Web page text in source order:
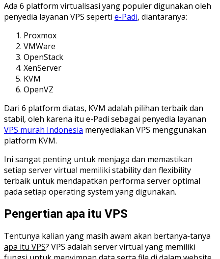
Ada 6 platform virtualisasi yang populer digunakan oleh
penyedia layanan VPS seperti e-Padi, diantaranya:
Proxmox
VMWare
OpenStack
XenServer
KVM
OpenVZ
Dari 6 platform diatas, KVM adalah pilihan terbaik dan
stabil, oleh karena itu e-Padi sebagai penyedia layanan
VPS murah Indonesia menyediakan VPS menggunakan
platform KVM.
Ini sangat penting untuk menjaga dan memastikan
setiap server virtual memiliki stability dan flexibility
terbaik untuk mendapatkan performa server optimal
pada setiap operating system yang digunakan.
Pengertian apa itu VPS
Tentunya kalian yang masih awam akan bertanya-tanya
apa itu VPS? VPS adalah server virtual yang memiliki